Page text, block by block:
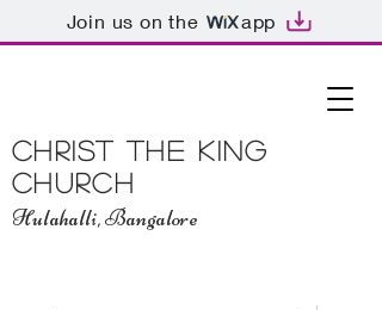
Join us on the app
Christ The King
Church
Hulahalli, Bangalore